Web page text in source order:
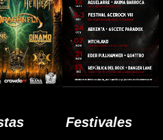
Festivales